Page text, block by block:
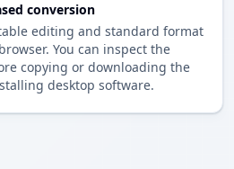
conversion
editing and standard format
You can inspect the
copying or downloading the
desktop software.